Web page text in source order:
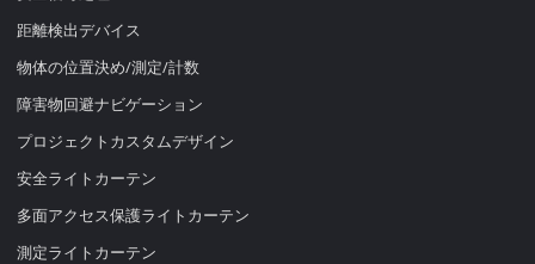
距離検出デバイス
物体の位置決め/測定/計数
障害物回避ナビゲーション
プロジェクトカスタムデザイン
安全ライトカーテン
多面アクセス保護ライトカーテン
測定ライトカーテン